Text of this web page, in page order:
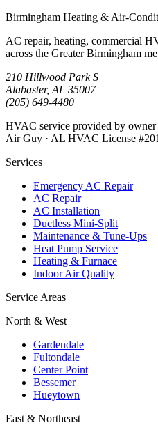
Birmingham Heating & Air-
AC repair, heating, commercial
across the Greater Birmingham
210 Hillwood Park S
Alabaster, AL 35007
(205) 649-4480
HVAC service provided by
Air Guy · AL HVAC License
Services
Emergency AC Repair
AC Repair
AC Installation
Ductless Mini-Split
Maintenance & Tune-Ups
Heat Pump Service
Heating & Furnace
Indoor Air Quality
Service Areas
North & West
Gardendale
Fultondale
Center Point
Bessemer
Hueytown
East & Northeast